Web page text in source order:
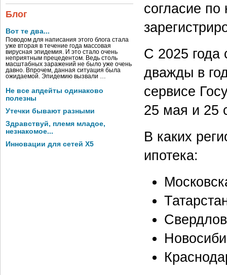
Блог
Вот те два...
Поводом для написания этого блога стала
уже вторая в течение года массовая
вирусная эпидемия. И это стало очень
неприятным прецедентом. Ведь столь
масштабных заражений не было уже очень
давно. Впрочем, данная ситуация была
ожидаемой. Эпидемию вызвали …
Не все апдейты одинаково
полезны
Утечки бывают разными
Здравствуй, племя младое,
незнакомое...
Инновации для сетей X5
согласие
С 2025 года
дважды в
сервисе
25 мая и 25
В каких
ипотека: